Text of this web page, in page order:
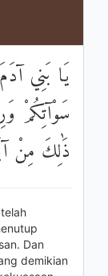
يَا بَنِي
سَوْآتِكُمْ
ذَٰلِكَ مِنْ
Dan
demikian